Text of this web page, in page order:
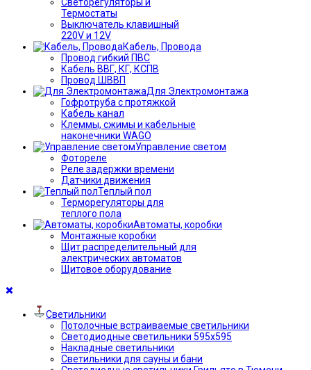
Термостаты
Выключатель клавишный
220V и 12V
Кабель, Провода
Провод гибкий ПВС
Кабель ВВГ, КГ, КСПВ
Провод ШВВП
Для Электромонтажа
Гофротруба с протяжкой
Кабель канал
Клеммы, сжимы и кабельные
наконечники WAGO
Управление светом
Фотореле
Реле задержки времени
Датчики движения
Теплый пол
Терморегуляторы для
теплого пола
Автоматы, коробки
Монтажные коробки
Щит распределительный для
электрических автоматов
Щитовое оборудование
Светильники
Потолочные встраиваемые светильники
Светодиодные светильники 595х595
Накладные светильники
Светильники для сауны и бани